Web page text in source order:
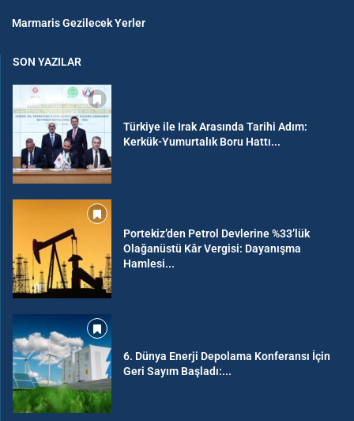
Marmaris Gezilecek Yerler
SON YAZILAR
Türkiye ile Irak Arasında Tarihi Adım:
Kerkük-Yumurtalık Boru Hattı...
Portekiz’den Petrol Devlerine %33’lük
Olağanüstü Kâr Vergisi: Dayanışma
Hamlesi...
6. Dünya Enerji Depolama Konferansı İçin
Geri Sayım Başladı:...